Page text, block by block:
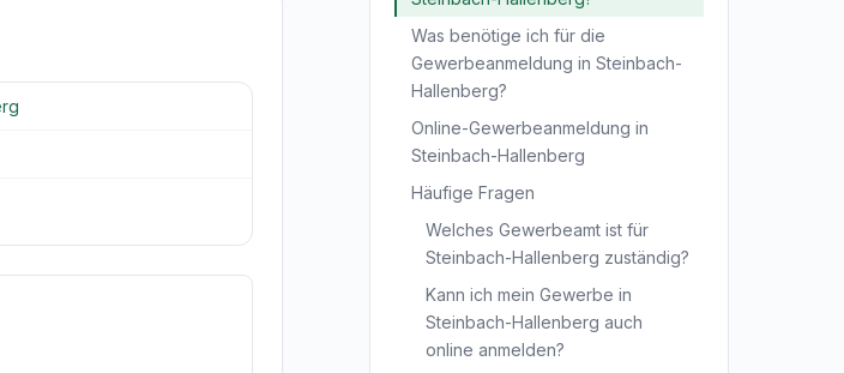
Was benötige ich für die
Gewerbeanmeldung in Steinbach-
Hallenberg?
Online-Gewerbeanmeldung in
Steinbach-Hallenberg
Häufige Fragen
Welches Gewerbeamt ist für
Steinbach-Hallenberg zuständig?
Kann ich mein Gewerbe in
Steinbach-Hallenberg auch
online anmelden?